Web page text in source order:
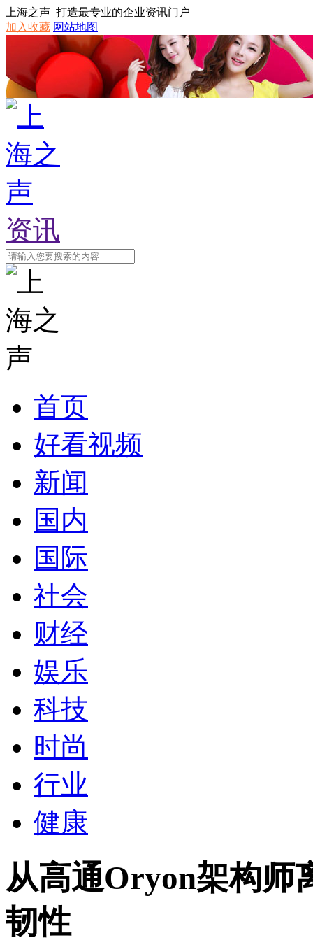
上海之声_打造最专业的企业资讯门户
加入收藏 网站地图
资讯
首页
好看视频
新闻
国内
国际
社会
财经
娱乐
科技
时尚
行业
健康
从高通Oryon架构师
韧性